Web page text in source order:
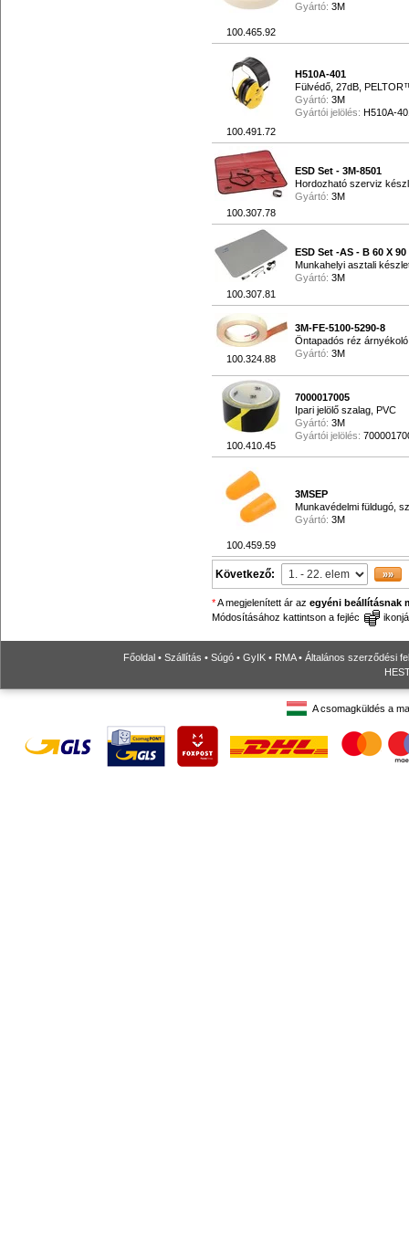
100.465.92
Gyártó: 3M
100.491.72
H510A-401
Fülvédő, 27dB,
Gyártó: 3M
Gyártói jelölés: H510A-
100.307.78
ESD Set - 3M-8501
Hordozható szerviz
Gyártó: 3M
100.307.81
ESD Set -AS - B 60 X 90
Munkahelyi asztali
Gyártó: 3M
100.324.88
3M-FE-5100-5290-8
Öntapadós réz
Gyártó: 3M
100.410.45
7000017005
Ipari jelölő szalag, PVC
Gyártó: 3M
Gyártói jelölés:
100.459.59
3MSEP
Munkavédelmi füldugó,
Gyártó: 3M
Következő:
*A megjelenített ár az egyéni beállításnak
Módosításához kattintson a fejléc
Főoldal • Szállítás • Súgó • GyIK • RMA• Általános szerződési
A csomagküldés a